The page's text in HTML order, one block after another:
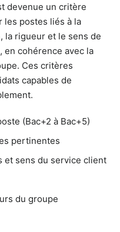
devenue un critère
les postes liés à la
la rigueur et le sens de
en cohérence avec la
Ces critères
capables de
(Bac+2 à Bac+5)
pertinentes
et sens du service client
du groupe